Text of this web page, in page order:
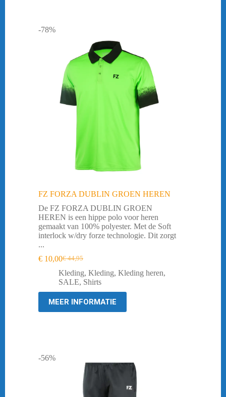
-78%
FZ FORZA DUBLIN GROEN HEREN
De FZ FORZA DUBLIN GROEN
HEREN is een hippe polo voor heren
gemaakt van 100% polyester. Met de Soft
interlock w/dry forze technologie. Dit zorgt
...
€44,95
Oorspronkelijke
prijs
was:
€ 10,00Huidige
prijs
is:
Kleding, Kleding, Kleding heren,
SALE, Shirts
MEER INFORMATIE
-56%